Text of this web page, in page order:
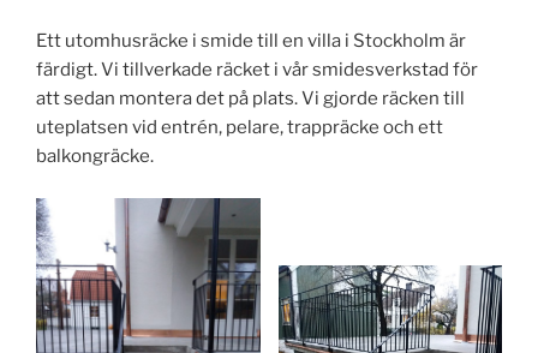
Ett utomhusräcke i smide till en villa i Stockholm är
färdigt. Vi tillverkade räcket i vår smidesverkstad för
att sedan montera det på plats. Vi gjorde räcken till
uteplatsen vid entrén, pelare, trappräcke och ett
balkongräcke.